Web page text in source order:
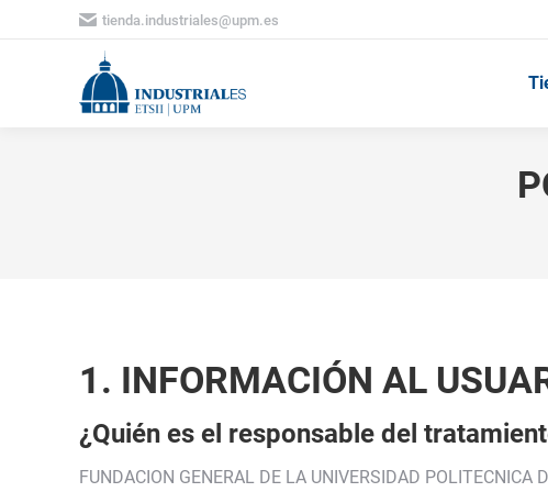
tienda.industriales@upm.es
1. INFORMACIÓN AL
¿Quién es el responsable del
FUNDACION GENERAL DE LA UNIVERSIDAD